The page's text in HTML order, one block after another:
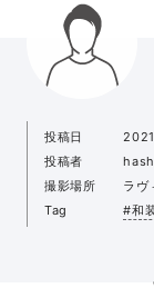
投稿日
投稿者
撮影場所
ラヴ
Tag
#和